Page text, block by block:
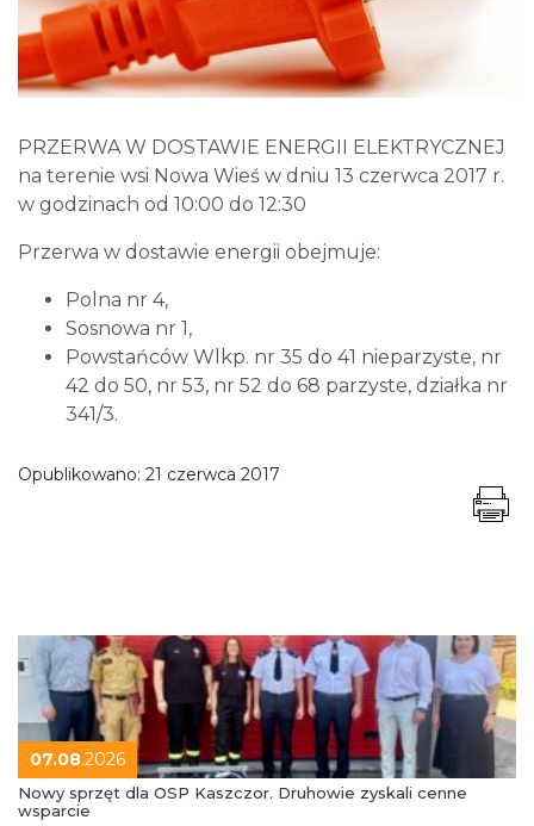
PRZERWA W DOSTAWIE ENERGII ELEKTRYCZNEJ
na terenie wsi Nowa Wieś w dniu 13 czerwca 2017 r.
w godzinach od 10:00 do 12:30
Przerwa w dostawie energii obejmuje:
Polna nr 4,
Sosnowa nr 1,
Powstańców Wlkp. nr 35 do 41 nieparzyste, nr
42 do 50, nr 53, nr 52 do 68 parzyste, działka nr
341/3.
Opublikowano: 21 czerwca 2017
07.08.2026
Nowy sprzęt dla OSP Kaszczor. Druhowie zyskali cenne
wsparcie